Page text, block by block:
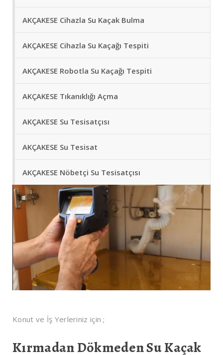
AKÇAKESE Cihazla Su Kaçak Bulma
AKÇAKESE Cihazla Su Kaçağı Tespiti
AKÇAKESE Robotla Su Kaçağı Tespiti
AKÇAKESE Tıkanıklığı Açma
AKÇAKESE Su Tesisatçısı
AKÇAKESE Su Tesisat
AKÇAKESE Nöbetçi Su Tesisatçısı
Konut ve İş Yerleriniz için ;
Kırmadan Dökmeden Su Kaçak